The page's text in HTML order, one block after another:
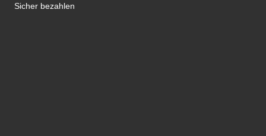
Sicher bezahlen